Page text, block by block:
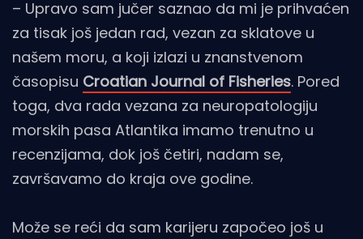
– Upravo sam jučer saznao da mi je prihvaćen
za tisak još jedan rad, vezan za sklatove u
našem moru, a koji izlazi u znanstvenom
časopisu Croatian Journal of Fisheries. Pored
toga, dva rada vezana za neuropatologiju
morskih pasa Atlantika imamo trenutno u
recenzijama, dok još četiri, nadam se,
završavamo do kraja ove godine.
Može se reći da sam karijeru započeo još u